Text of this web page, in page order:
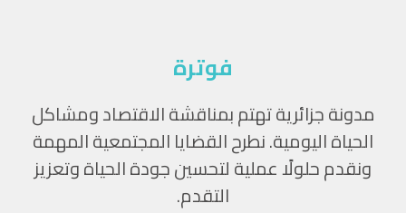
فوترة
مدونة جزائرية تهتم بمناقشة الاقتصاد ومشاكل
الحياة اليومية. نطرح القضايا المجتمعية المهمة
ونقدم حلولًا عملية لتحسين جودة الحياة وتعزيز
التقدم.